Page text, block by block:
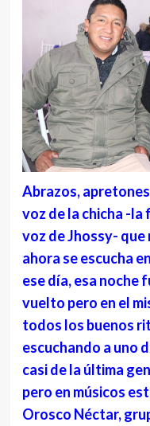
Abrazos,
voz de la chicha -la
voz de Jhossy-
ahora se escucha
ese día, esa noche
vuelto pero en el
todos los buenos
escuchando a uno
casi de la última
pero en músicos
Orosco Néctar,